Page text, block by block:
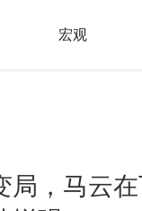
宏观
，马云